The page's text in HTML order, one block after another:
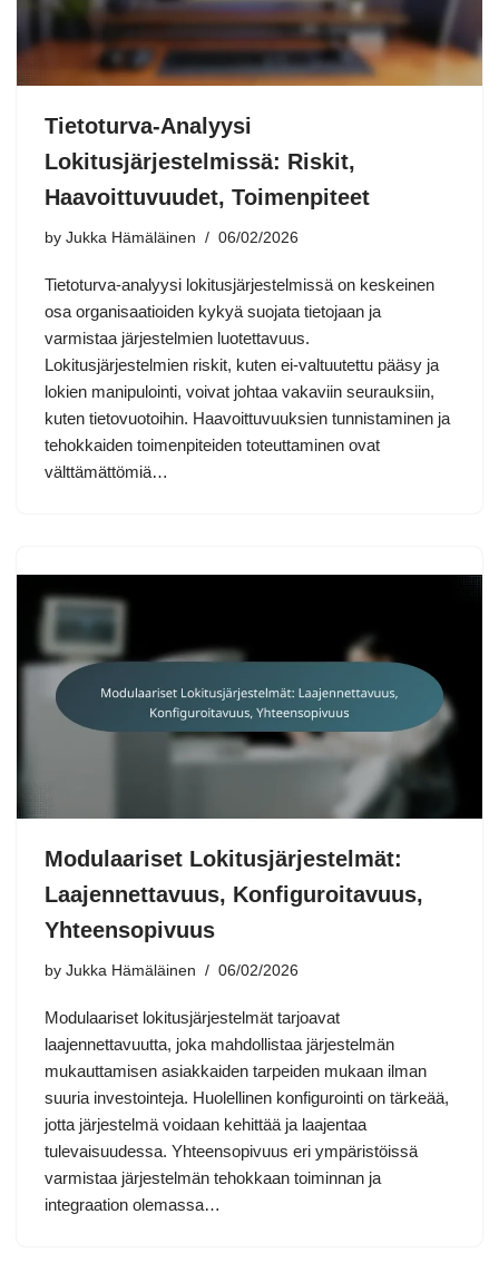
Tietoturva-Analyysi
Lokitusjärjestelmissä: Riskit,
Haavoittuvuudet, Toimenpiteet
by Jukka Hämäläinen 06/02/2026
Tietoturva-analyysi lokitusjärjestelmissä on keskeinen
osa organisaatioiden kykyä suojata tietojaan ja
varmistaa järjestelmien luotettavuus.
Lokitusjärjestelmien riskit, kuten ei-valtuutettu pääsy ja
lokien manipulointi, voivat johtaa vakaviin seurauksiin,
kuten tietovuotoihin. Haavoittuvuuksien tunnistaminen ja
tehokkaiden toimenpiteiden toteuttaminen ovat
välttämättömiä…
Modulaariset Lokitusjärjestelmät:
Laajennettavuus, Konfiguroitavuus,
Yhteensopivuus
by Jukka Hämäläinen 06/02/2026
Modulaariset lokitusjärjestelmät tarjoavat
laajennettavuutta, joka mahdollistaa järjestelmän
mukauttamisen asiakkaiden tarpeiden mukaan ilman
suuria investointeja. Huolellinen konfigurointi on tärkeää,
jotta järjestelmä voidaan kehittää ja laajentaa
tulevaisuudessa. Yhteensopivuus eri ympäristöissä
varmistaa järjestelmän tehokkaan toiminnan ja
integraation olemassa…